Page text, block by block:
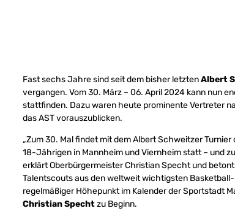
Fast sechs Jahre sind seit dem bisher letztenAlbert
vergangen. Vom 30. März – 06. April 2024 kann nun
stattfinden. Dazu waren heute prominente Vertreter
das AST vorauszublicken.
„Zum 30. Mal findet mit dem Albert Schweitzer
18-Jährigen in Mannheim und Viernheim statt – und
erklärt Oberbürgermeister Christian Specht und
Talentscouts aus den weltweit wichtigsten
regelmäßiger Höhepunkt im Kalender der Sportstadt
Christian Spechtzu Beginn.